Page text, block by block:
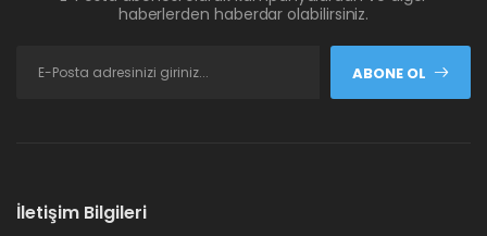
haberlerden haberdar olabilirsiniz.
ABONE OL
İletişim Bilgileri